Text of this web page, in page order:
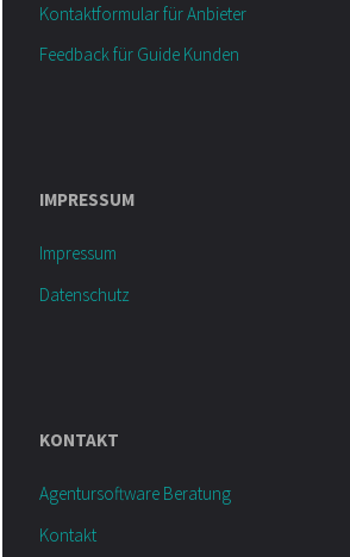
Kontaktformular für Anbieter
Feedback für Guide Kunden
IMPRESSUM
Impressum
Datenschutz
KONTAKT
Agentursoftware Beratung
Kontakt